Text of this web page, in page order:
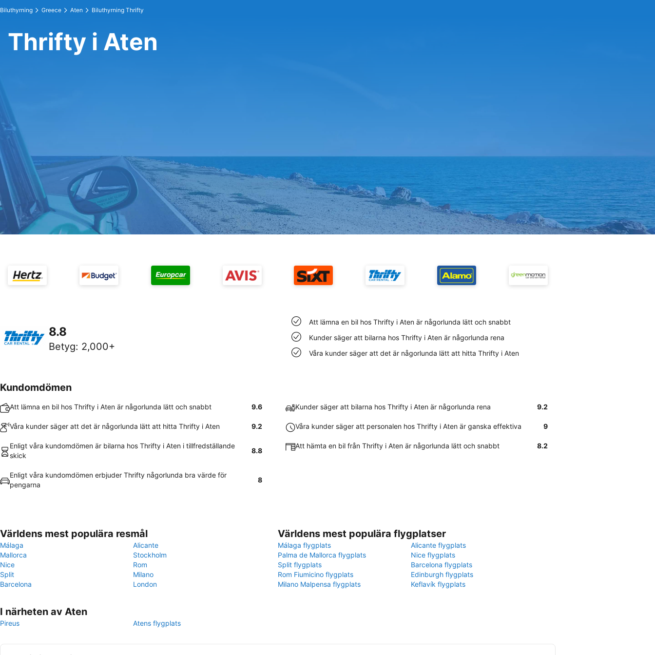
Biluthyrning Greece Aten Biluthyrning Thrifty
Thrifty i Aten
8.8
Betyg: 2,000+
Att lämna en bil hos Thrifty i Aten är någorlunda lätt och snabbt
Kunder säger att bilarna hos Thrifty i Aten är någorlunda rena
Våra kunder säger att det är någorlunda lätt att hitta Thrifty i Aten
Kundomdömen
Att lämna en bil hos Thrifty i Aten är någorlunda lätt och snabbt 9.6 Kunder säger att bilarna hos Thrifty i Aten är någorlunda rena 9.2
Våra kunder säger att det är någorlunda lätt att hitta Thrifty i Aten 9.2 Våra kunder säger att personalen hos Thrifty i Aten är ganska effektiva 9
Enligt våra kundomdömen är bilarna hos Thrifty i Aten i tillfredställande
skick
8.8
Att hämta en bil från Thrifty i Aten är någorlunda lätt och snabbt 8.2
Enligt våra kundomdömen erbjuder Thrifty någorlunda bra värde för
pengarna
8
Världens mest populära resmål
Málaga
Alicante
Mallorca
Stockholm
Nice
Rom
Split
Milano
Barcelona
London
Världens mest populära flygplatser
Málaga flygplats
Alicante flygplats
Palma de Mallorca flygplats
Nice flygplats
Split flygplats
Barcelona flygplats
Rom Fiumicino flygplats
Edinburgh flygplats
Milano Malpensa flygplats
Keflavík flygplats
I närheten av Aten
Pireus Atens flygplats